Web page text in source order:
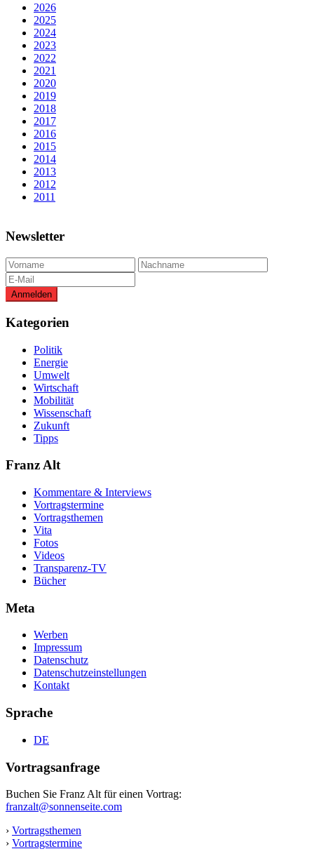
2026
2025
2024
2023
2022
2021
2020
2019
2018
2017
2016
2015
2014
2013
2012
2011
Newsletter
Kategorien
Politik
Energie
Umwelt
Wirtschaft
Mobilität
Wissenschaft
Zukunft
Tipps
Franz Alt
Kommentare & Interviews
Vortragstermine
Vortragsthemen
Vita
Fotos
Videos
Transparenz-TV
Bücher
Meta
Werben
Impressum
Datenschutz
Datenschutzeinstellungen
Kontakt
Sprache
DE
Vortragsanfrage
Buchen Sie Franz Alt für einen Vortrag:
franzalt@sonnenseite.com
› Vortragsthemen
› Vortragstermine